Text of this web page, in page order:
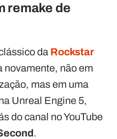
remake de
da Rockstar
novamente, não em
mas em uma
Unreal Engine 5,
do canal no YouTube
.